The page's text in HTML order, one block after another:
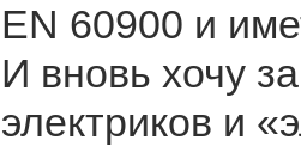
EN 60900 и
И вновь хочу
электриков и